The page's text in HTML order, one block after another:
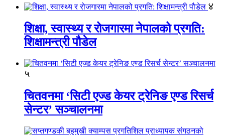
४
शिक्षा, स्वास्थ्य र रोजगारमा नेपालको प्रगति:
शिक्षामन्त्री पौडेल
५
चितवनमा ‘सिटी एज्ड केयर ट्रेनिङ एण्ड रिसर्च
सेन्टर’ सञ्चालनमा